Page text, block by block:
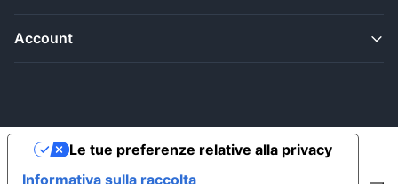
Account
Informativa sulla raccolta
Le tue preferenze relative alla privacy